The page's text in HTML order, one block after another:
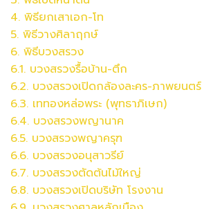
4. พิธียกเสาเอก-โท
5. พิธีวางศิลาฤกษ์
6. พิธีบวงสรวง
6.1. บวงสรวงรื้อบ้าน-ตึก
6.2. บวงสรวงเปิดกล้องละคร-ภาพยนตร์
6.3. เททองหล่อพระ (พุทธาภิเษก)
6.4. บวงสรวงพญานาค
6.5. บวงสรวงพญาครุฑ
6.6. บวงสรวงอนุสาวรีย์
6.7. บวงสรวงตัดต้นไม้ใหญ่
6.8. บวงสรวงเปิดบริษัท โรงงาน